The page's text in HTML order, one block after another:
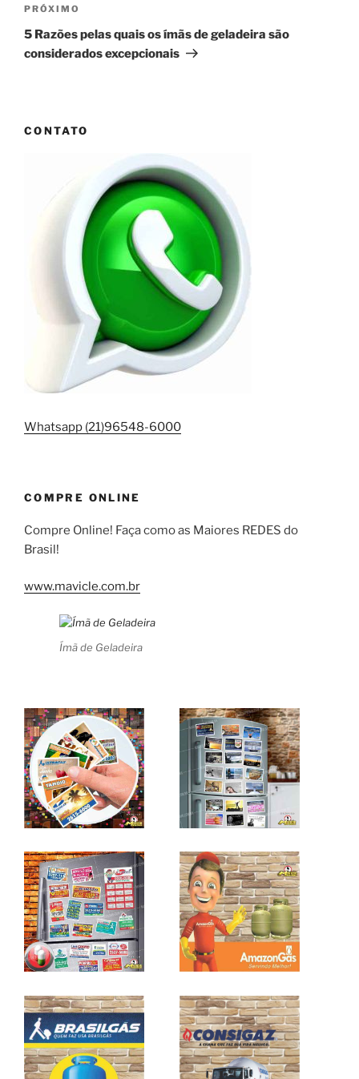
Próximo
post
PRÓXIMO
5 Razões pelas quais os ímãs de geladeira são
considerados excepcionais
CONTATO
Whatsapp (21)96548-6000
COMPRE ONLINE
Compre Online! Faça como as Maiores REDES do
Brasil!
www.mavicle.com.br
Ímã de Geladeira